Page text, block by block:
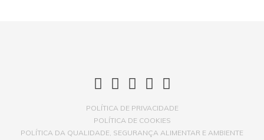
POLÍTICA DE PRIVACIDADE
POLÍTICA DE COOKIES
POLÍTICA DA QUALIDADE, SEGURANÇA ALIMENTAR E AMBIENTE